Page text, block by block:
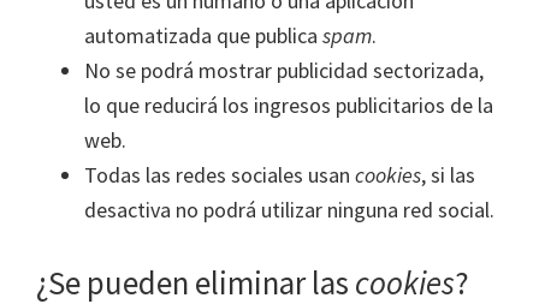
automatizada que publica spam.
No se podrá mostrar publicidad sectorizada,
lo que reducirá los ingresos publicitarios de la
web.
Todas las redes sociales usan cookies, si las
desactiva no podrá utilizar ninguna red social.
¿Se pueden eliminar las cookies?